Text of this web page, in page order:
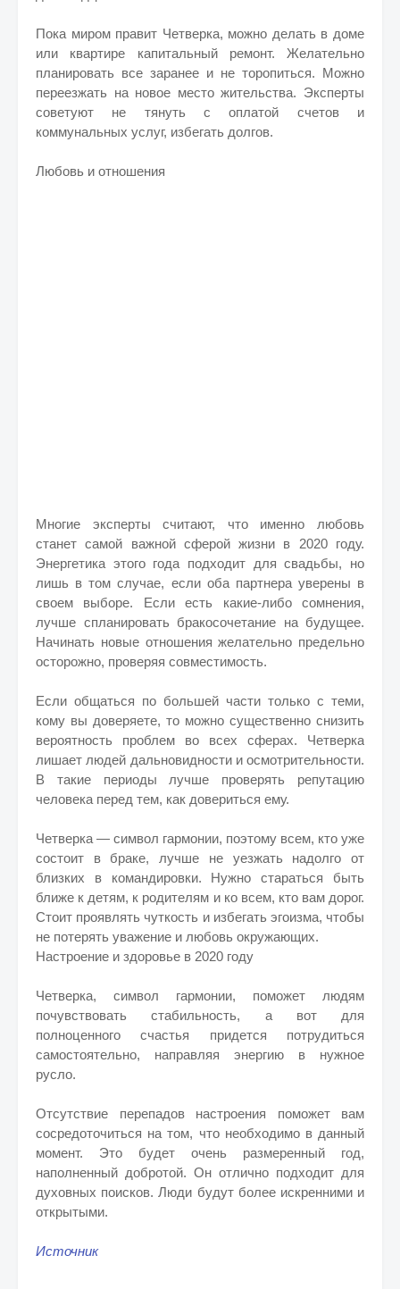
Пока миром правит Четверка, можно делать в доме
или квартире капитальный ремонт. Желательно
планировать все заранее и не торопиться. Можно
переезжать на новое место жительства. Эксперты
советуют не тянуть с оплатой счетов и
коммунальных услуг, избегать долгов.
Любовь и отношения
Многие эксперты считают, что именно любовь
станет самой важной сферой жизни в 2020 году.
Энергетика этого года подходит для свадьбы, но
лишь в том случае, если оба партнера уверены в
своем выборе. Если есть какие-либо сомнения,
лучше спланировать бракосочетание на будущее.
Начинать новые отношения желательно предельно
осторожно, проверяя совместимость.
Если общаться по большей части только с теми,
кому вы доверяете, то можно существенно снизить
вероятность проблем во всех сферах. Четверка
лишает людей дальновидности и осмотрительности.
В такие периоды лучше проверять репутацию
человека перед тем, как довериться ему.
Четверка — символ гармонии, поэтому всем, кто уже
состоит в браке, лучше не уезжать надолго от
близких в командировки. Нужно стараться быть
ближе к детям, к родителям и ко всем, кто вам дорог.
Стоит проявлять чуткость и избегать эгоизма, чтобы
не потерять уважение и любовь окружающих.
Настроение и здоровье в 2020 году
Четверка, символ гармонии, поможет людям
почувствовать стабильность, а вот для
полноценного счастья придется потрудиться
самостоятельно, направляя энергию в нужное
русло.
Отсутствие перепадов настроения поможет вам
сосредоточиться на том, что необходимо в данный
момент. Это будет очень размеренный год,
наполненный добротой. Он отлично подходит для
духовных поисков. Люди будут более искренними и
открытыми.
Источник